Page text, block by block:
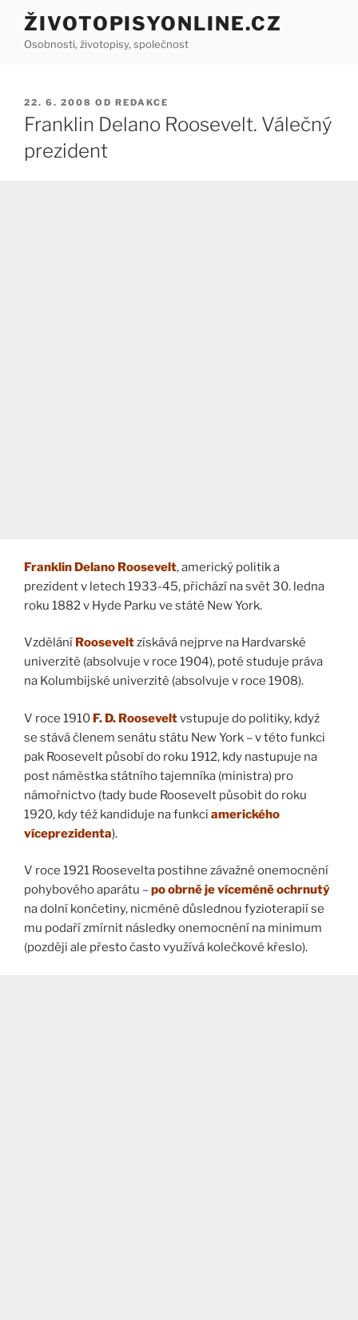
Přejít
obsahu
ŽIVOTOPISYONLINE.CZ
Osobnosti, životopisy, společnost
PUBLIKOVÁNO
22. 6. 2008 OD REDAKCE
Franklin Delano Roosevelt. Válečný
prezident
Franklin Delano Roosevelt, americký politik a
prezident v letech 1933-45, přichází na svět 30. ledna
roku 1882 v Hyde Parku ve státě New York.
Vzdělání Rooseveltzískává nejprve na Hardvarské
univerzitě (absolvuje v roce 1904), poté studuje práva
na Kolumbijské univerzitě (absolvuje v roce 1908).
V roce 1910 F. D. Rooseveltvstupuje do politiky, když
se stává členem senátu státu New York – v této funkci
pak Roosevelt působí do roku 1912, kdy nastupuje na
post náměstka státního tajemníka (ministra) pro
námořnictvo (tady bude Roosevelt působit do roku
1920, kdy též kandiduje na funkci amerického
víceprezidenta).
V roce 1921 Roosevelta postihne závažné onemocnění
pohybového aparátu –po obrně je víceméně ochrnutý
na dolní končetiny, nicméně důslednou fyzioterapií se
mu podaří zmírnit následky onemocnění na minimum
(později ale přesto často využívá kolečkové křeslo).